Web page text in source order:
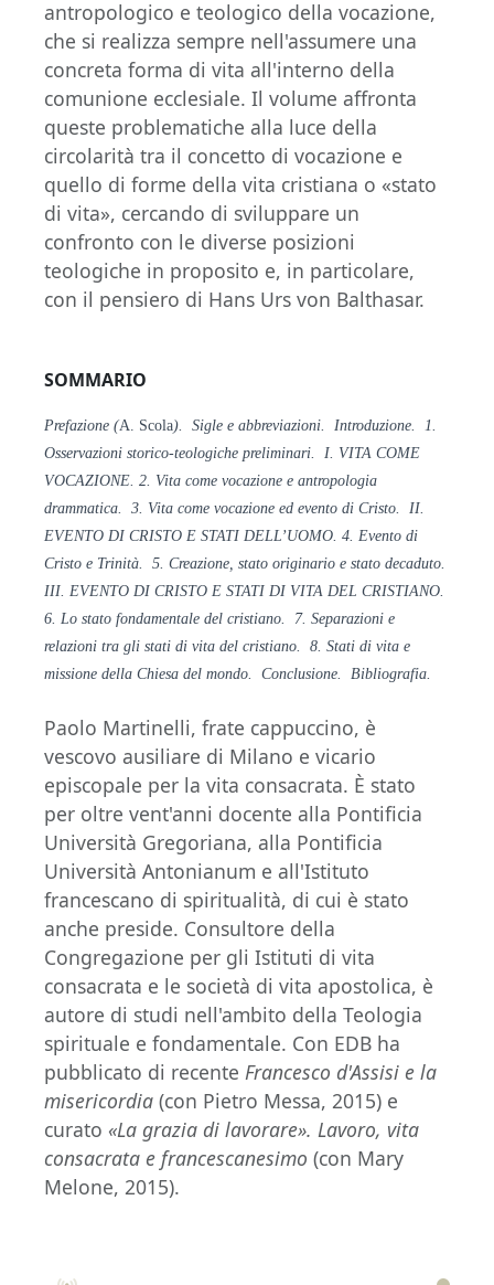
antropologico e teologico della vocazione,
che si realizza sempre nell'assumere una
concreta forma di vita all'interno della
comunione ecclesiale. Il volume affronta
queste problematiche alla luce della
circolarità tra il concetto di vocazione e
quello di forme della vita cristiana o «stato
di vita», cercando di sviluppare un
confronto con le diverse posizioni
teologiche in proposito e, in particolare,
con il pensiero di Hans Urs von Balthasar.
SOMMARIO
Prefazione (A. Scola). Sigle e abbreviazioni. Introduzione. 1.
Osservazioni storico-teologiche preliminari. I. VITA COME
VOCAZIONE. 2. Vita come vocazione e antropologia
drammatica. 3. Vita come vocazione ed evento di Cristo. II.
EVENTO DI CRISTO E STATI DELL’UOMO. 4. Evento di
Cristo e Trinità. 5. Creazione, stato originario e stato decaduto.
III. EVENTO DI CRISTO E STATI DI VITA DEL CRISTIANO.
6. Lo stato fondamentale del cristiano. 7. Separazioni e
relazioni tra gli stati di vita del cristiano. 8. Stati di vita e
missione della Chiesa del mondo. Conclusione. Bibliografia.
Paolo Martinelli, frate cappuccino, è
vescovo ausiliare di Milano e vicario
episcopale per la vita consacrata. È stato
per oltre vent'anni docente alla Pontificia
Università Gregoriana, alla Pontificia
Università Antonianum e all'Istituto
francescano di spiritualità, di cui è stato
anche preside. Consultore della
Congregazione per gli Istituti di vita
consacrata e le società di vita apostolica, è
autore di studi nell'ambito della Teologia
spirituale e fondamentale. Con EDB ha
pubblicato di recente Francesco d'Assisi e la
misericordia (con Pietro Messa, 2015) e
curato «La grazia di lavorare». Lavoro, vita
consacrata e francescanesimo (con Mary
Melone, 2015).